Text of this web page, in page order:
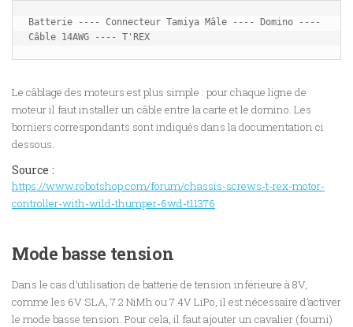
Batterie ---- Connecteur Tamiya Mâle ---- Domino ----
Câble 14AWG ---- T'REX
Le câblage des moteurs est plus simple : pour chaque ligne de
moteur il faut installer un câble entre la carte et le domino. Les
borniers correspondants sont indiqués dans la documentation ci
dessous.
Source :
https://www.robotshop.com/forum/chassis-screws-t-rex-motor-
controller-with-wild-thumper-6wd-t11376
Mode basse tension
Dans le cas d’utilisation de batterie de tension inférieure à 8V,
comme les 6V SLA, 7.2 NiMh ou 7.4V LiPo, il est nécessaire d’activer
le mode basse tension. Pour cela, il faut ajouter un cavalier (fourni)